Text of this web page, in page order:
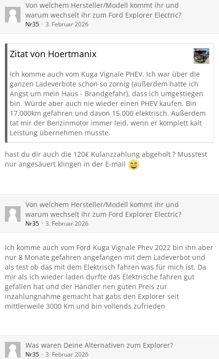
Von welchem Hersteller/Modell kommt ihr und
warum wechselt ihr zum Ford Explorer Electric?
Nr35 3. Februar 2026
Zitat von Hoertmanix
Ich komme auch vom Kuga Vignale PHEV. Ich war über die
ganzen Ladeverbote schon so zornig (außerdem hatte ich
Angst um mein Haus - Brandgefahr), dass ich umgestiegen
bin. Würde aber auch nie wieder einen PHEV kaufen. Bin
17.000km gefahren und davon 15.000 elektrisch. Außerdem
tat mir der Benzinmotor immer leid, wenn er komplett kalt
Leistung übernehmen musste.
hast du dir auch die 120€ Kulanzzahlung abgeholt ? Musstest
nur angesäuert klingen in der E-mail
Von welchem Hersteller/Modell kommt ihr und
warum wechselt ihr zum Ford Explorer Electric?
Nr35 3. Februar 2026
Ich komme auch vom Ford Kuga Vignale Phev 2022 bin ihn aber
nur 8 Monate gefahren angefangen mit dem Ladeverbot und
als test ob das mit dem Elektrisch fahren was für mich ist. Da
mir als ich wieder laden durfte das Elektrische fahren gut
gefallen hat und der Händler nen guten Preis zur
inzahlungnahme gemacht hat gabs den Explorer seit
mittlerweile 3000 Km und bin vollends zufrieden
Was waren Deine Alternativen zum Explorer?
Nr35 3. Februar 2026